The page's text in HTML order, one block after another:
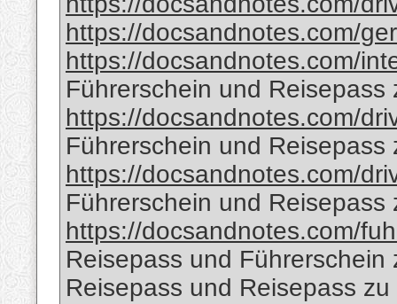
https://docsandnotes.com/
https://docsandnotes.com/
Führerschein und
https://docsandnotes.com/
Führerschein und
https://docsandnotes.com/
Führerschein und
https://docsandnotes.com/
Reisepass und
Reisepass und Reisepass